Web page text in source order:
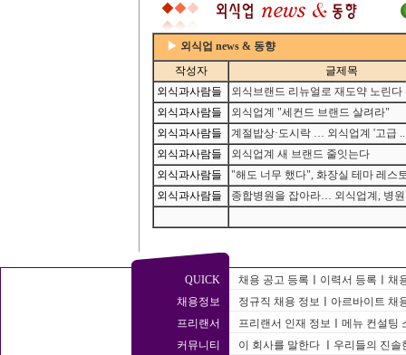
▶ 외식업 news & 동향
작성자
글제목
외식과사람들
외식브랜드 리뉴얼로 재도약 노린다
외식과사람들
외식업계 "세컨드 브랜드 살려라"
외식과사람들
계절밥상·도시락 … 외식업계 '고급 ..
외식과사람들
외식업계 새 브랜드 줄잇는다
외식과사람들
"해도 너무 했다", 화장실 테마 레스
외식과사람들
종합병원을 잡아라… 외식업계, 병원
QUICK 채용 공고 등록 이력서 등록
채
채용정보
정규직 채용 정보
아르바이트 채
프리랜서
프리랜서 인재 정보
메뉴 컨설팅
커뮤니티
이 회사를 말한다
우리들의 진솔